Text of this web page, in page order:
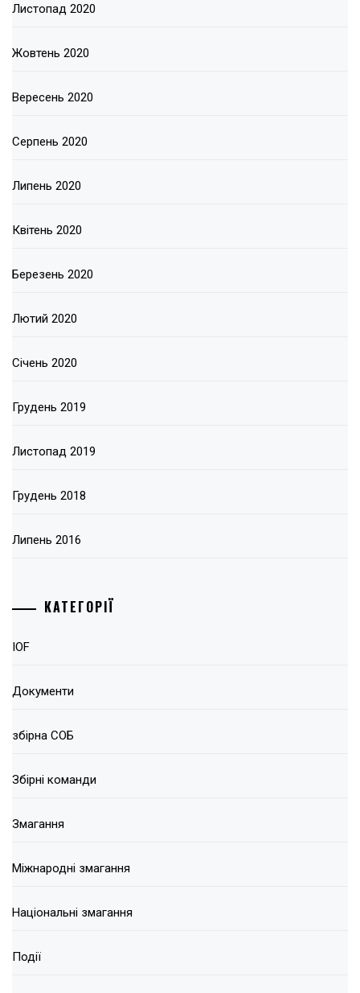
Листопад 2020
Жовтень 2020
Вересень 2020
Серпень 2020
Липень 2020
Квітень 2020
Березень 2020
Лютий 2020
Січень 2020
Грудень 2019
Листопад 2019
Грудень 2018
Липень 2016
КАТЕГОРІЇ
IOF
Документи
збірна СОБ
Збірні команди
Змагання
Міжнародні змагання
Національні змагання
Події